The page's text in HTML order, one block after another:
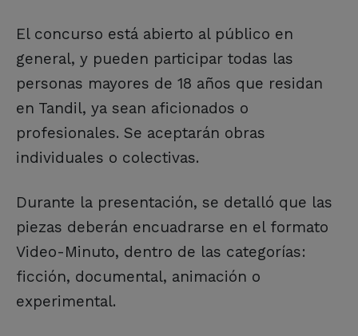
El concurso está abierto al público en
general, y pueden participar todas las
personas mayores de 18 años que residan
en Tandil, ya sean aficionados o
profesionales. Se aceptarán obras
individuales o colectivas.
Durante la presentación, se detalló que las
piezas deberán encuadrarse en el formato
Video-Minuto, dentro de las categorías:
ficción, documental, animación o
experimental.